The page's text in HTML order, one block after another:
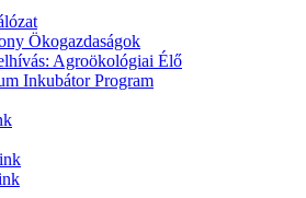
Ökogazdaságok
Agroökológiai Élő
Inkubátor Program